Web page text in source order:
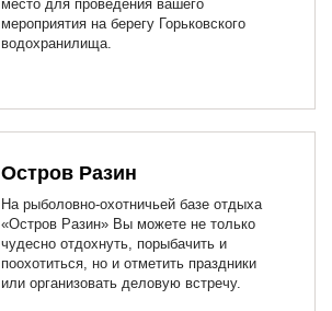
место для проведения вашего
мероприятия на берегу Горьковского
водохранилища.
Остров Разин
На рыболовно-охотничьей базе отдыха
«Остров Разин» Вы можете не только
чудесно отдохнуть, порыбачить и
поохотиться, но и отметить праздники
или организовать деловую встречу.